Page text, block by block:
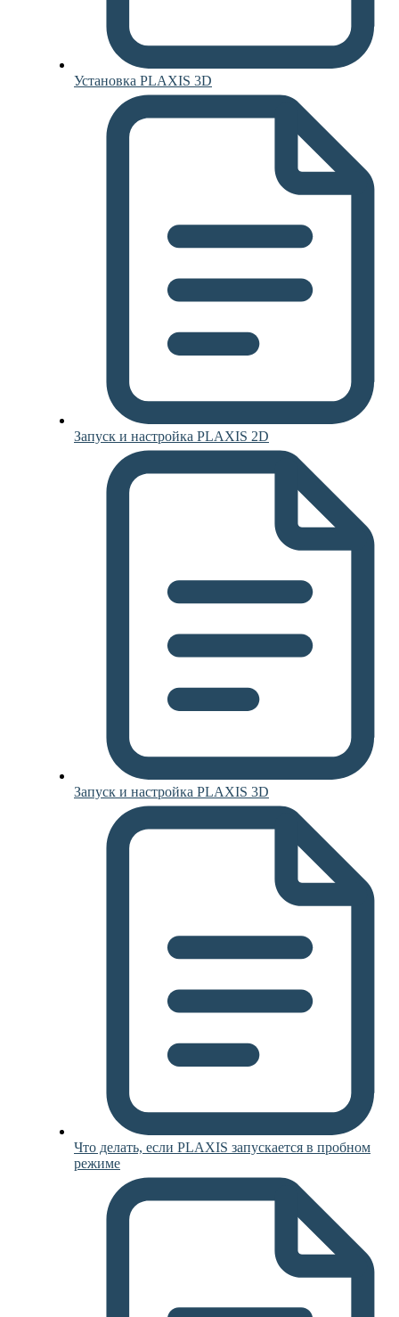
Установка PLAXIS 3D
Запуск и настройка PLAXIS 2D
Запуск и настройка PLAXIS 3D
Что делать, если PLAXIS запускается в пробном
режиме